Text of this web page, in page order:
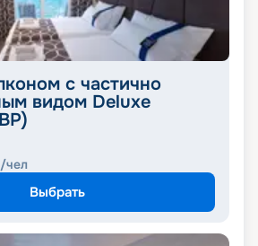
с частично
видом Deluxe
/чел
Выбрать